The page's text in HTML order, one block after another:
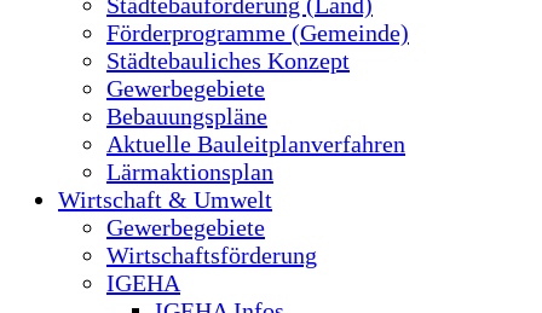
Förderprogramme (Gemeinde)
Städtebauliches Konzept
Gewerbegebiete
Bebauungspläne
Aktuelle Bauleitplanverfahren
Lärmaktionsplan
Wirtschaft & Umwelt
Gewerbegebiete
Wirtschaftsförderung
IGEHA